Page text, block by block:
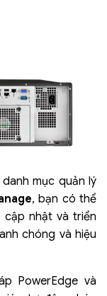
danh mục quản lý
, bạn có thể
cập nhật và triển
chóng và hiệu
PowerEdge và